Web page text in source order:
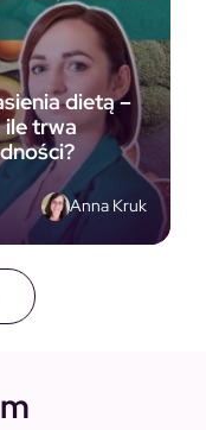
dietą –
ile trwa
Anna Kruk